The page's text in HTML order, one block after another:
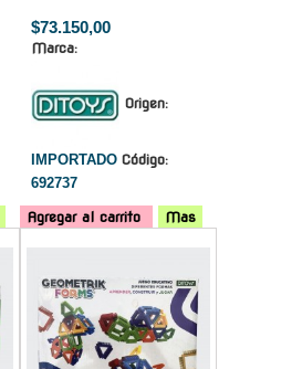
$73.150,00
Marca:
Origen:
IMPORTADO Código:
692737
Agregar al carrito
Mas